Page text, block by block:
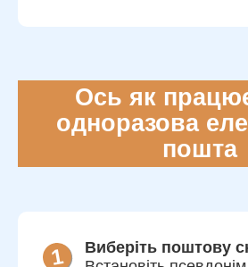
Ось як
одноразова
пошта
Виберіть поштову